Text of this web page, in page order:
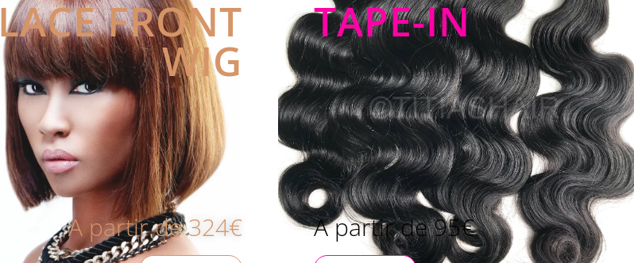
LACE FRONT
WIG
A partir de 324€
TAPE-IN
A partir de 95€